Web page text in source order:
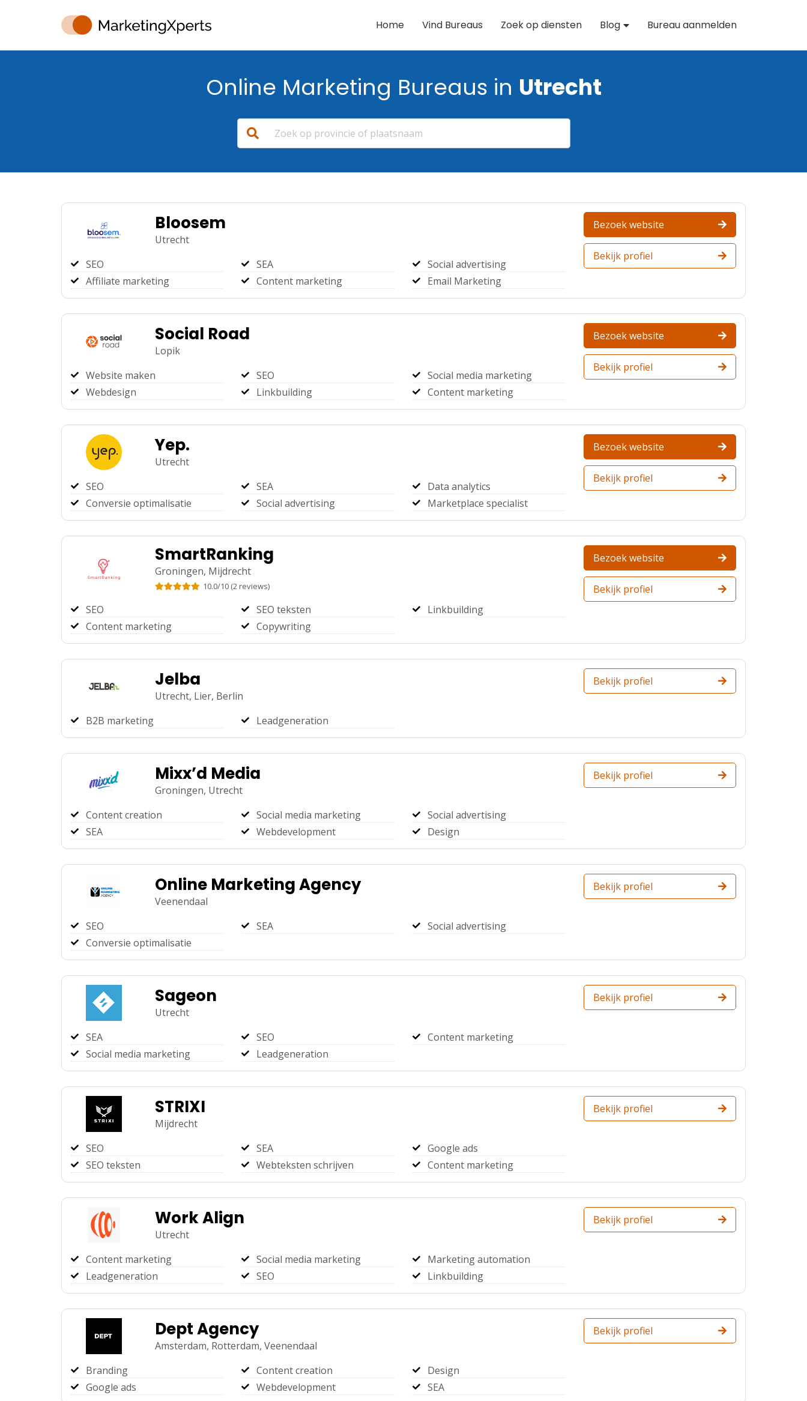
Home Vind Bureaus Zoek op diensten Blog Bureau aanmelden
Online Marketing Bureaus in Utrecht
Bloosem
Utrecht
SEO
SEA
Social advertising
Affiliate marketing
Content marketing Email Marketing
Bezoek website
Bekijk profiel
Social Road
Lopik
Website maken
SEO
Social media marketing
Webdesign
Linkbuilding Content marketing
Bezoek website
Bekijk profiel
Yep.
Utrecht
SEO
SEA
Data analytics
Conversie optimalisatie
Social advertising Marketplace specialist
Bezoek website
Bekijk profiel
SmartRanking
Groningen, Mijdrecht
10.0/10 (2reviews)
SEO SEO teksten
Linkbuilding
Content marketing
Copywriting
Bezoek website
Bekijk profiel
Jelba
Utrecht, Lier, Berlin
B2B marketing
Leadgeneration
Bekijk profiel
Mixx’d Media
Groningen, Utrecht
Content creation
Social media marketing
Social advertising
SEA
Webdevelopment Design
Bekijk profiel
Online Marketing Agency
Veenendaal
SEO
SEA
Social advertising
Conversie optimalisatie
Bekijk profiel
Sageon
Utrecht
SEA
SEO
Content marketing
Social media marketing
Leadgeneration
Bekijk profiel
STRIXI
Mijdrecht
SEO
SEA
Google ads
SEO teksten
Webteksten schrijven Content marketing
Bekijk profiel
Work Align
Utrecht
Content marketing
Social media marketing
Marketing automation
Leadgeneration
SEO Linkbuilding
Bekijk profiel
Dept Agency
Amsterdam, Rotterdam, Veenendaal
Branding
Content creation
Design
Google ads
Webdevelopment SEA
Bekijk profiel